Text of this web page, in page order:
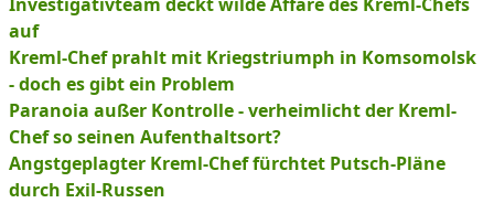
auf
Kreml-Chef prahlt mit Kriegstriumph in Komsomolsk
- doch es gibt ein Problem
Paranoia außer Kontrolle - verheimlicht der Kreml-
Chef so seinen Aufenthaltsort?
Angstgeplagter Kreml-Chef fürchtet Putsch-Pläne
durch Exil-Russen